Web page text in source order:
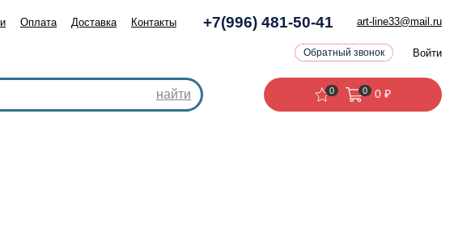
Оплата Доставка Контакты +7(996) 481-50-41 art-line33@mail.ru
Обратный звонок Войти
найти 0 0 0 ₽